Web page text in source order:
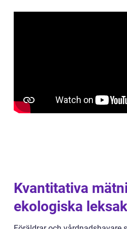
Kvantitativa
ekologiska